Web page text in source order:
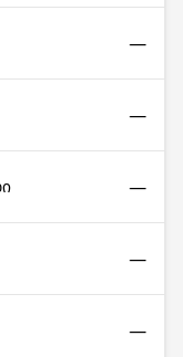
—
—
—
—
—